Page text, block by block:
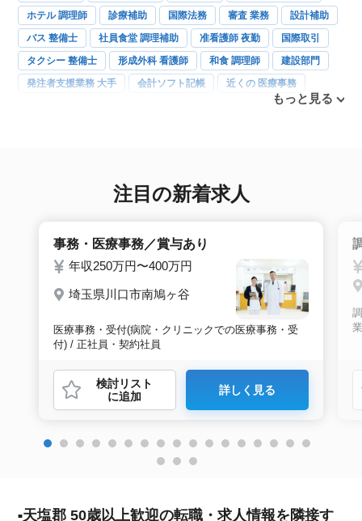
ホテル 調理師
診療補助 国際法務 審査 業務
設計補助
バス 整備士
社員食堂 調理補助 准看護師 夜勤
国際取引
タクシー 整備士
形成外科 看護師 和食 調理師
建設部門
発注者支援業務 大手
会計ソフト記帳
近くの 医療事務
障害年金
もっと見る
注目の新着求人
事務・医療事務／賞与あり
年収250万円〜400万円
埼玉県川口市南鳩ヶ谷
医療事務・受付(病院・クリニックでの医療事務・受
付) / 正社員・契約社員
検討リスト
に追加
詳しく見る
天塩郡 50歳以上歓迎の転職・求人情報を隣接す